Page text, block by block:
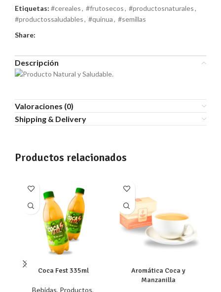
Etiquetas: #cereales, #frutosecos, #productosnaturales,
#productossaludables, #quinua, #semillas
Share:
Descripción
Valoraciones (0)
Shipping & Delivery
Productos relacionados
Coca Fest 335ml
Bebidas, Productos,
Aromática Coca y
Manzanilla